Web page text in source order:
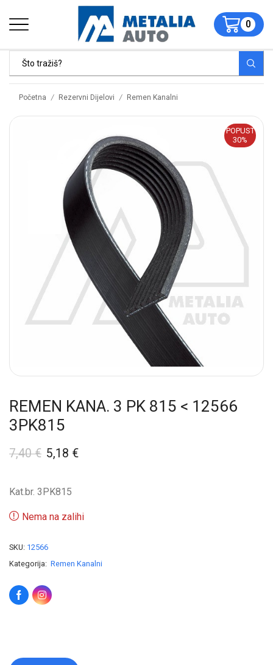
0
Početna / Rezervni Dijelovi / Remen Kanalni
POPUST
30%
REMEN KANA. 3 PK 815 < 12566
3PK815
7,40€ 5,18 €
Kat.br. 3PK815
Nema na zalihi
SKU: 12566
Kategorija: Remen Kanalni